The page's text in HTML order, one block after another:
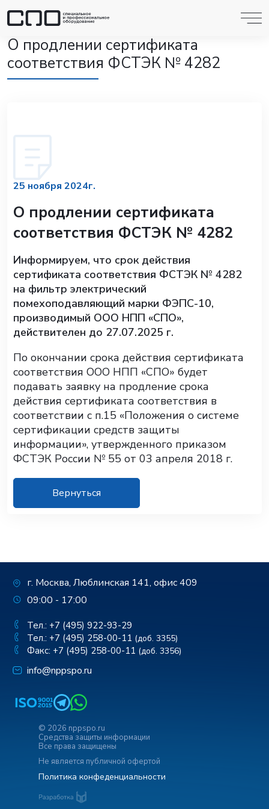
О продлении сертификата
соответствия ФСТЭК № 4282
25 ноября 2024г.
О продлении сертификата
соответствия ФСТЭК № 4282
Информируем, что срок действия
сертификата соответствия ФСТЭК № 4282
на фильтр электрический
помехоподавляющий марки ФЭПС-10,
производимый ООО НПП «СПО»,
действителен до 27.07.2025 г.
По окончании срока действия сертификата
соответствия ООО НПП «СПО» будет
подавать заявку на продление срока
действия сертификата соответствия в
соответствии с п.15 «Положения о системе
сертификации средств защиты
информации», утвержденного приказом
ФСТЭК России № 55 от 03 апреля 2018 г.
Вернуться
г. Москва, Люблинская 141, офис 409
09:00 - 17:00
Тел.: +7 (495) 922-93-29
Тел.: +7 (495) 258-00-11 (доб. 3355)
Факс: +7 (495) 258-00-11 (доб. 3356)
info@nppspo.ru
© 2026 nppspo.ru
Средства защиты информации
Все права защищены
Не является публичной офертой
Политика конфеденциальности